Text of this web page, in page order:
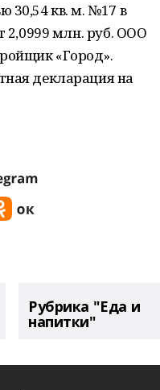
30,54 кв. м. №17 в
2,0999 млн. руб. ООО
«Город».
декларация на
Рубрика "Еда и
напитки"